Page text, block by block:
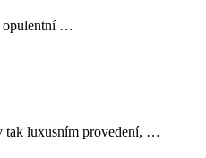
opulentní …
tak luxusním provedení, …